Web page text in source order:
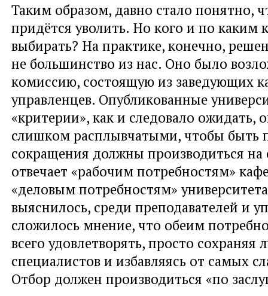
Таким образом, давно стало понятно,
придётся уволить. Но кого и по каким
выбирать? На практике, конечно,
не большинство из нас. Оно было
комиссию, состоящую из заведующих
управленцев. Опубликованные
«критерии», как и следовало ожидать,
слишком расплывчатыми, чтобы быть
сокращения должны производиться на
отвечает «рабочим потребностям»
«деловым потребностям»
выяснилось, среди преподавателей и
сложилось мнение, что обеим
всего удовлетворять, просто сохраняя
специалистов и избавляясь от самых
Отбор должен производиться «по